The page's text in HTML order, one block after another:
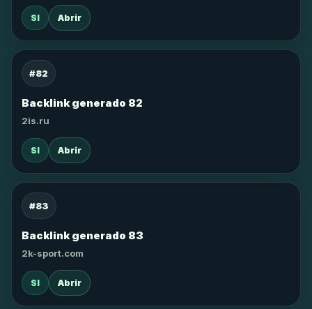
SI Abrir
#82
Backlink generado 82
2is.ru
SI Abrir
#83
Backlink generado 83
2k-sport.com
SI Abrir